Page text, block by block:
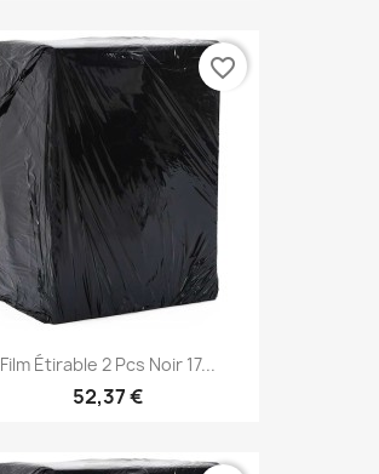
Film Étirable 2 Pcs Noir 17...
52,37 €
favorite_border